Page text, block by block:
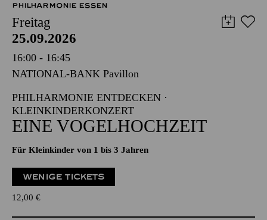
PHILHARMONIE ESSEN
Freitag
25.09.2026
16:00 - 16:45
NATIONAL-BANK Pavillon
PHILHARMONIE ENTDECKEN ·
KLEINKINDERKONZERT
EINE VOGELHOCHZEIT
Für Kleinkinder von 1 bis 3 Jahren
WENIGE TICKETS
12,00 €